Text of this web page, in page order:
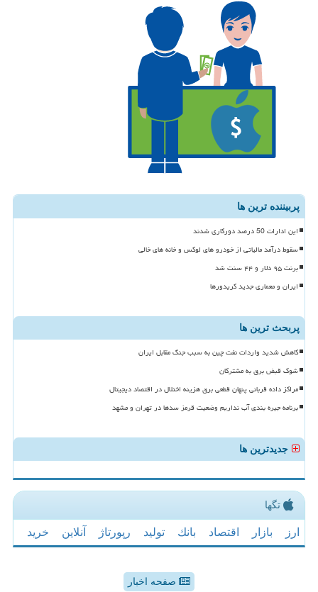
پربیننده ترین ها
این ادارات 50 درصد دورکاری شدند
سقوط درآمد مالیاتی از خودرو های لوکس و خانه های خالی
برنت ۹۵ دلار و ۴۴ سنت شد
ایران و معماری جدید کریدورها
پربحث ترین ها
کاهش شدید واردات نفت چین به سبب جنگ مقابل ایران
شوک قبض برق به مشترکان
مراکز داده قربانی پنهان قطعی برق هزینه اختلال در اقتصاد دیجیتال
برنامه جیره بندی آب نداریم وضعیت قرمز سدها در تهران و مشهد
جدیدترین ها
تگها
ارز بازار اقتصاد بانك تولید رپورتاژ آنلاین خرید
صفحه اخبار